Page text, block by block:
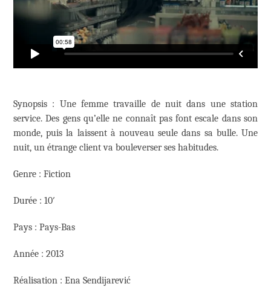
Synopsis : Une femme travaille de nuit dans une station
service. Des gens qu’elle ne connaît pas font escale dans son
monde, puis la laissent à nouveau seule dans sa bulle. Une
nuit, un étrange client va bouleverser ses habitudes.
Genre : Fiction
Durée : 10′
Pays : Pays-Bas
Année : 2013
Réalisation : Ena Sendijarević